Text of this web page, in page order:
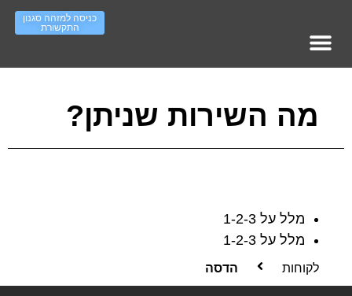
כניסה למזהה סגנון
התקשורת
מה השירות שניתן?
מלל על 1-2-3
מלל על 1-2-3
לקוחות הדסה